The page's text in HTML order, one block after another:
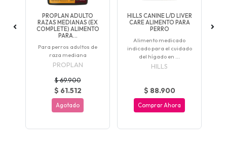
PROPLAN ADULTO
RAZAS MEDIANAS (EX
COMPLETE) ALIMENTO
PARA...
Para perros adultos de
raza mediana
PROPLAN
$ 69.900
$ 61.512
Agotado
HILLS CANINE L/D LIVER
CARE ALIMENTO PARA
PERRO
Alimento medicado
indicado para el cuidado
del hígado en ...
HILLS
$ 88.900
Comprar Ahora